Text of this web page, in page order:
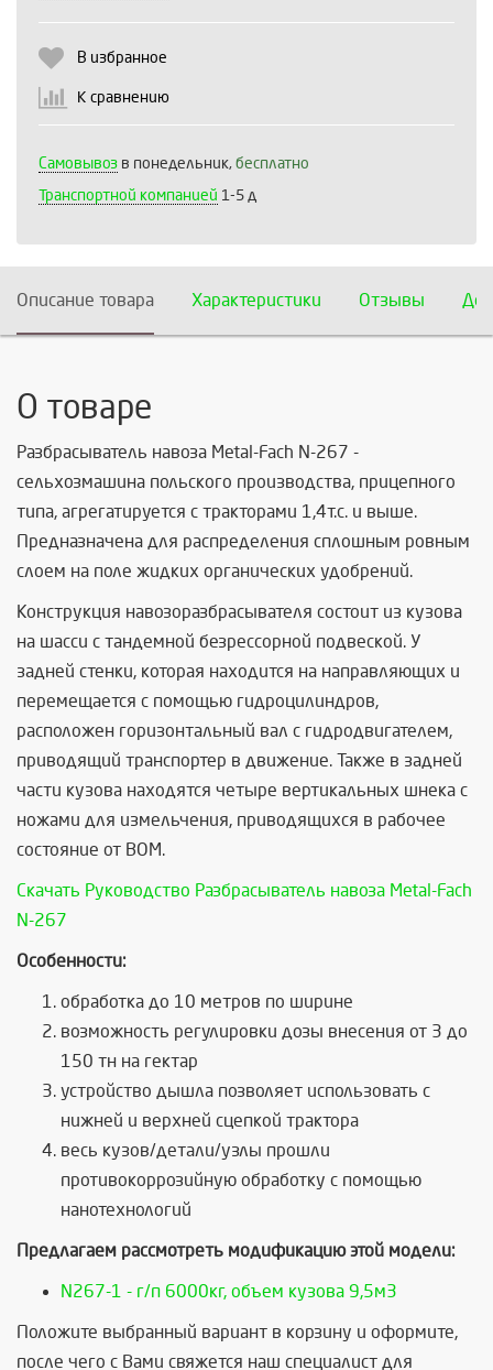
В избранное
К сравнению
Самовывоз в понедельник, бесплатно
Транспортной компанией 1-5 д
Описание товара Характеристики Отзывы
О товаре
Разбрасыватель навоза Metal-Fach N-267 -
сельхозмашина польского производства, прицепного
типа, агрегатируется с тракторами 1,4т.с. и выше.
Предназначена для распределения сплошным ровным
слоем на поле жидких органических удобрений.
Конструкция навозоразбрасывателя состоит из кузова
на шасси с тандемной безрессорной подвеской. У
задней стенки, которая находится на направляющих и
перемещается с помощью гидроцилиндров,
расположен горизонтальный вал с гидродвигателем,
приводящий транспортер в движение. Также в задней
части кузова находятся четыре вертикальных шнека с
ножами для измельчения, приводящихся в рабочее
состояние от ВОМ.
Скачать Руководство Разбрасыватель навоза Metal-Fach
N-267
Особенности:
обработка до 10 метров по ширине
возможность регулировки дозы внесения от 3 до
150 тн на гектар
устройство дышла позволяет использовать с
нижней и верхней сцепкой трактора
весь кузов/детали/узлы прошли
противокоррозийную обработку с помощью
нанотехнологий
Предлагаем рассмотреть модификацию этой модели:
N267-1 - г/п 6000кг, объем кузова 9,5м3
Положите выбранный вариант в корзину и оформите,
после чего с Вами свяжется наш специалист для